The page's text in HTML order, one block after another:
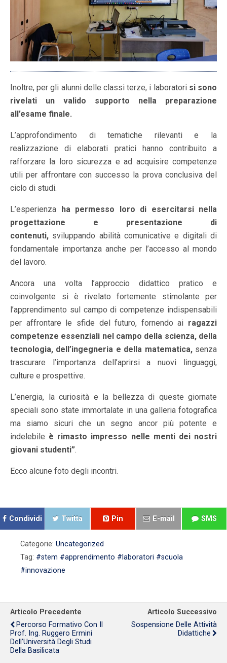
Inoltre, per gli alunni delle classi terze, i laboratori si sono
rivelati un valido supporto nella preparazione
all’esame finale.
L’approfondimento di tematiche rilevanti e la
realizzazione di elaborati pratici hanno contribuito a
rafforzare la loro sicurezza e ad acquisire competenze
utili per affrontare con successo la prova conclusiva del
ciclo di studi.
L’esperienza ha permesso loro di esercitarsi nella
progettazione e presentazione di
contenuti, sviluppando abilità comunicative e digitali di
fondamentale importanza anche per l’accesso al mondo
del lavoro.
Ancora una volta l’approccio didattico pratico e
coinvolgente si è rivelato fortemente stimolante per
l’apprendimento sul campo di competenze indispensabili
per affrontare le sfide del futuro, fornendo ai ragazzi
competenze essenziali nel campo della scienza, della
tecnologia, dell’ingegneria e della matematica,senza
trascurare l’importanza dell’aprirsi a nuovi linguaggi,
culture e prospettive.
L’energia, la curiosità e la bellezza di queste giornate
speciali sono state immortalate in una galleria fotografica
ma siamo sicuri che un segno ancor più potente e
indelebile è rimasto impresso nelle menti dei nostri
giovani studenti”.
Ecco alcune foto degli incontri.
Condividi Twitta Pin E-mail SMS
Categorie: Uncategorized
Tag: #stem #apprendimento #laboratori #scuola
#innovazione
Articolo Precedente
Percorso Formativo Con Il
Prof. Ing. Ruggero Ermini
Dell’Università Degli Studi
Della Basilicata
Articolo Successivo
Sospensione Delle Attività
Didattiche